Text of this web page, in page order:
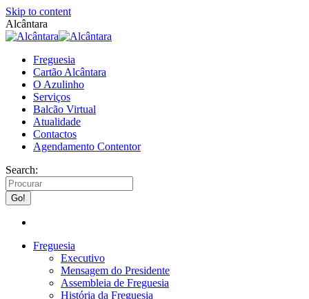
Skip to content
Alcântara
Freguesia
Cartão Alcântara
O Azulinho
Serviços
Balcão Virtual
Atualidade
Contactos
Agendamento Contentor
Search:
Freguesia
Executivo
Mensagem do Presidente
Assembleia de Freguesia
História da Freguesia